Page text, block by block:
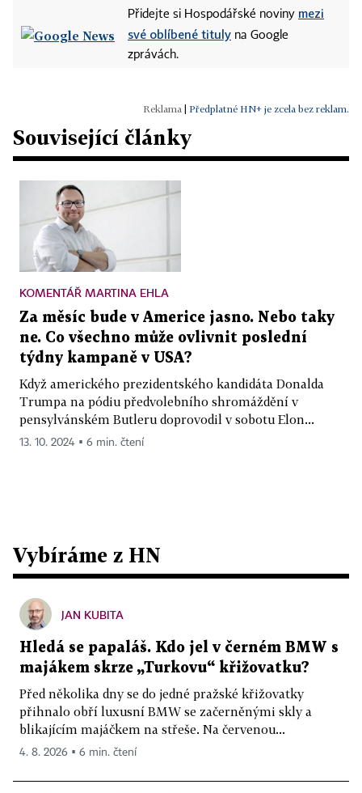
Přidejte si Hospodářské noviny mezi
své oblíbené tituly na Google
zprávách.
Předplatné HN+ je zcela bez reklam.
Související články
KOMENTÁŘ MARTINA EHLA
Za měsíc bude v Americe jasno. Nebo taky
ne. Co všechno může ovlivnit poslední
týdny kampaně v USA?
Když amerického prezidentského kandidáta Donalda
Trumpa na pódiu předvolebního shromáždění v
pensylvánském Butleru doprovodil v sobotu Elon...
13. 10. 2024 ▪ 6 min. čtení
Vybíráme z HN
JAN KUBITA
Hledá se papaláš. Kdo jel v černém BMW s
majákem skrze „Turkovu“ křižovatku?
Před několika dny se do jedné pražské křižovatky
přihnalo obří luxusní BMW se začerněnými skly a
blikajícím majáčkem na střeše. Na červenou...
4. 8. 2026 ▪ 6 min. čtení